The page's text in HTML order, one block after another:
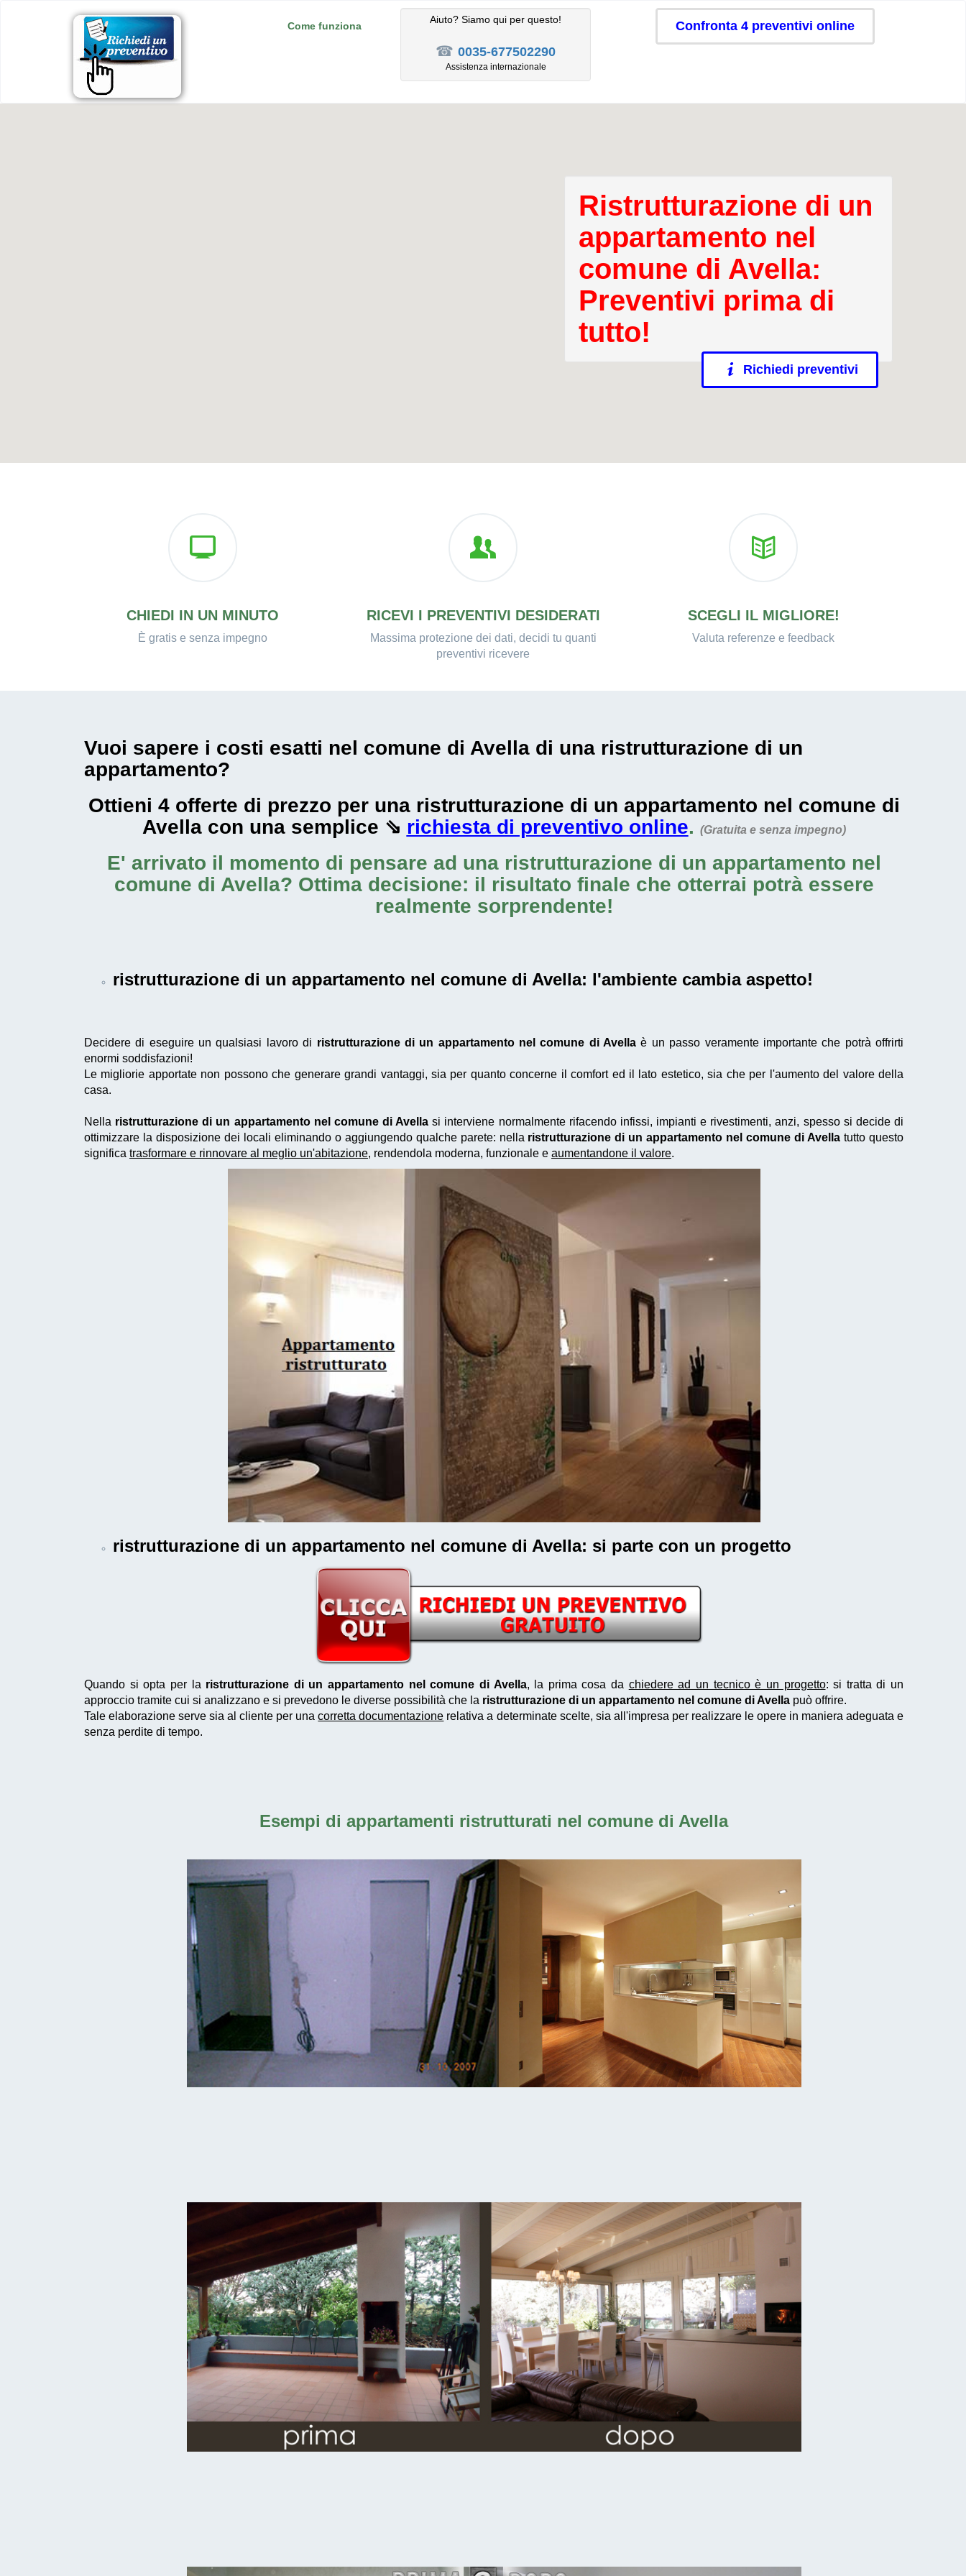
Come funziona
Aiuto? Siamo qui per questo!
☎ 0035-677502290
Assistenza internazionale
Confronta 4 preventivi online
Ristrutturazione di un
appartamento nel
comune di Avella:
Preventivi prima di
tutto!
Richiedi preventivi
CHIEDI IN UN MINUTO
È gratis e senza impegno
RICEVI I PREVENTIVI DESIDERATI
Massima protezione dei dati, decidi tu quanti
preventivi ricevere
SCEGLI IL MIGLIORE!
Valuta referenze e feedback
Vuoi sapere i costi esatti nel comune di Avella di una ristrutturazione di un
appartamento?
Ottieni 4 offerte di prezzo per una ristrutturazione di un appartamento nel comune di
Avella con una semplice ⇘ richiesta di preventivo online. (Gratuita e senza impegno)
E' arrivato il momento di pensare ad una ristrutturazione di un appartamento nel
comune di Avella? Ottima decisione: il risultato finale che otterrai potrà essere
realmente sorprendente!
ristrutturazione di un appartamento nel comune di Avella: l'ambiente cambia aspetto!
Decidere di eseguire un qualsiasi lavoro di ristrutturazione di un appartamento nel comune di Avella è un passo veramente importante che potrà offrirti
enormi soddisfazioni!
Le migliorie apportate non possono che generare grandi vantaggi, sia per quanto concerne il comfort ed il lato estetico, sia che per l'aumento del valore della
casa.
Nella ristrutturazione di un appartamento nel comune di Avella si interviene normalmente rifacendo infissi, impianti e rivestimenti, anzi, spesso si decide di
ottimizzare la disposizione dei locali eliminando o aggiungendo qualche parete: nella ristrutturazione di un appartamento nel comune di Avella tutto questo
significa trasformare e rinnovare al meglio un'abitazione, rendendola moderna, funzionale e aumentandone il valore.
ristrutturazione di un appartamento nel comune di Avella: si parte con un progetto
Quando si opta per la ristrutturazione di un appartamento nel comune di Avella, la prima cosa da chiedere ad un tecnico è un progetto: si tratta di un
approccio tramite cui si analizzano e si prevedono le diverse possibilità che la ristrutturazione di un appartamento nel comune di Avella può offrire.
Tale elaborazione serve sia al cliente per unacorretta documentazione relativa a determinate scelte, sia all'impresa per realizzare le opere in maniera adeguata e
senza perdite di tempo.
Esempi di appartamenti ristrutturati nel comune di Avella